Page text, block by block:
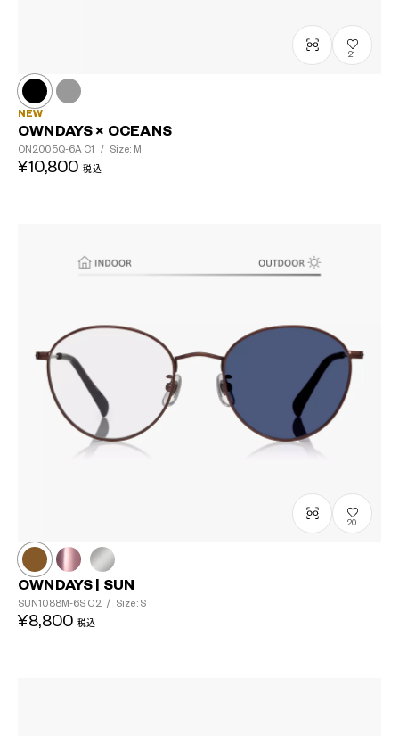
21
NEW
OWNDAYS × OCEANS
ON2005Q-6A C1 / Size: M
¥10,800 税込
20
OWNDAYS | SUN
SUN1088M-6S C2 / Size: S
¥8,800 税込